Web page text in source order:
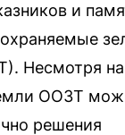
и
Несмотря
ООЗТ
решения